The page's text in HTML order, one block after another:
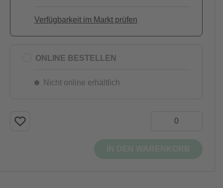
Verfügbarkeit im Markt prüfen
ONLINE BESTELLEN
Nicht online erhältlich